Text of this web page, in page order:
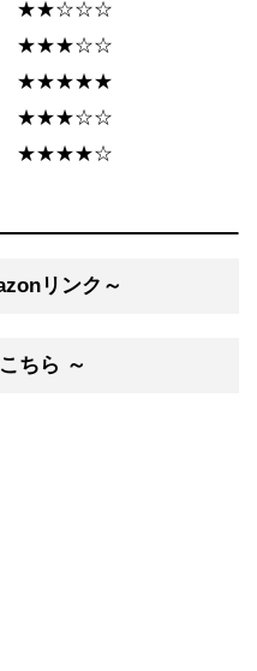
★★☆☆☆
度 ★★★☆☆
★★★★★
★★★☆☆
リンク～
ちら ～